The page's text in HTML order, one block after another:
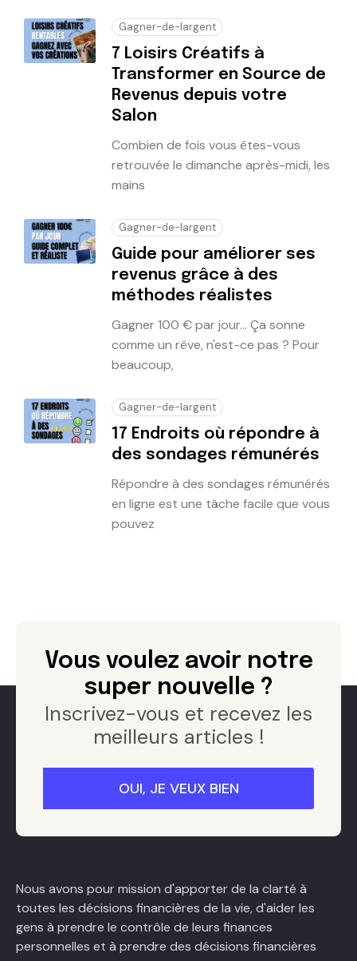
Gagner-de-largent
7 Loisirs Créatifs à
Transformer en Source de
Revenus depuis votre
Salon
Combien de fois vous êtes-vous
retrouvée le dimanche après-midi, les
mains
Gagner-de-largent
Guide pour améliorer ses
revenus grâce à des
méthodes réalistes
Gagner 100 € par jour... Ça sonne
comme un rêve, n'est-ce pas ? Pour
beaucoup,
Gagner-de-largent
17 Endroits où répondre à
des sondages rémunérés
Répondre à des sondages rémunérés
en ligne est une tâche facile que vous
pouvez
Vous voulez avoir notre
super nouvelle ?
Inscrivez-vous et recevez les
meilleurs articles !
Nous avons pour mission d'apporter de la clarté à
toutes les décisions financières de la vie, d'aider les
gens à prendre le contrôle de leurs finances
personnelles et à prendre des décisions financières